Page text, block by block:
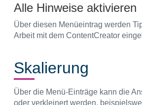
Alle Hinweise aktivieren
Über diesen Menüeintrag werden
Arbeit mit dem ContentCreator
Skalierung
Über die Menü-Einträge kann die
oder verkleinert werden,